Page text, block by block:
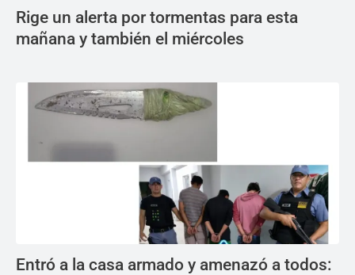
Rige un alerta por tormentas para esta
mañana y también el miércoles
Entró a la casa armado y amenazó a todos: